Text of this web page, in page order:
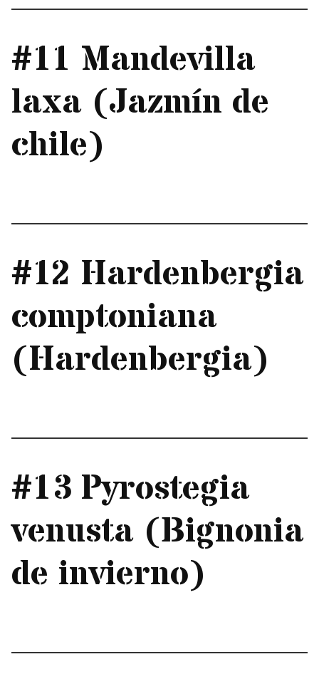
#11 Mandevilla
laxa (Jazmín de
chile)
#12 Hardenbergia
comptoniana
(Hardenbergia)
#13 Pyrostegia
venusta (Bignonia
de invierno)